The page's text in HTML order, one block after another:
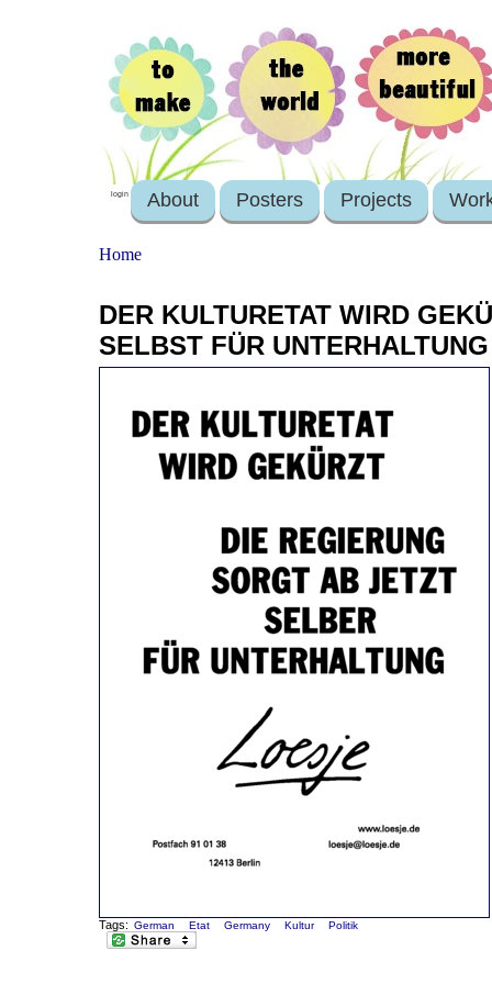
login About Posters Projects
Home
DER KULTURETAT WIRD
SELBST FÜR UNTERHALTUNG
Tags: German Etat Germany Kultur Politik